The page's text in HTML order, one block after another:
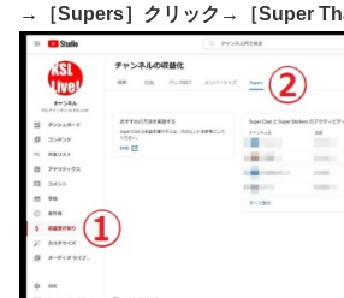
→［Supers］クリック→［Super